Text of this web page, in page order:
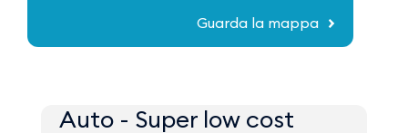
Guarda la mappa
Auto - Super low cost